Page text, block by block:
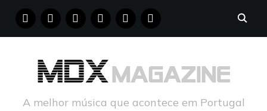
FACEBOOKINSTAGRAM
YOUTUBE PINTERESTTUMBLR
A melhor música que acontece em Portugal